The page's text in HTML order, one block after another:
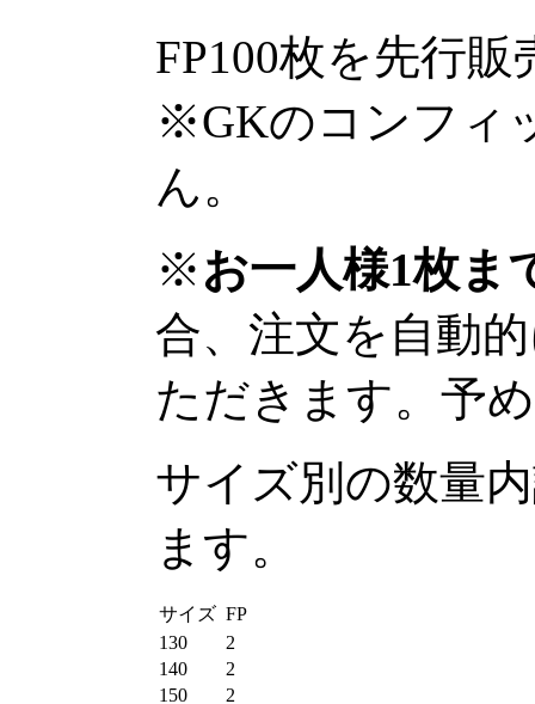
FP100枚を先行
※GKのコンフィ
ん。
※お一人様1枚ま
合、注文を自動
ただきます。予
サイズ別の数量
ます。
サイズ FP
130
2
140
2
150
2